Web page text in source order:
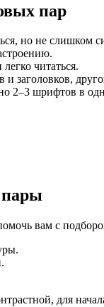
пар
но не слишком
читаться.
заголовков,
2–3 шрифтов в
вам с
для